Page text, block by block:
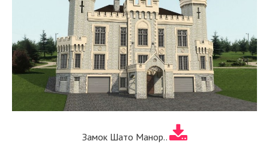
Замок Шато Манор..